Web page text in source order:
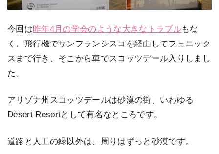
今回は昨年4月の学会のような大きなトラブルもな
く、飛行機でサンフランシスコを経由してフェニック
スまで行き、そこから車でスコッツデール入りしまし
た。
アリゾナ州スコッツデールは砂漠の街、いわゆる
Desert Resortとして有名なところです。
道路と人工の緑以外は、周りはずっと砂漠です。